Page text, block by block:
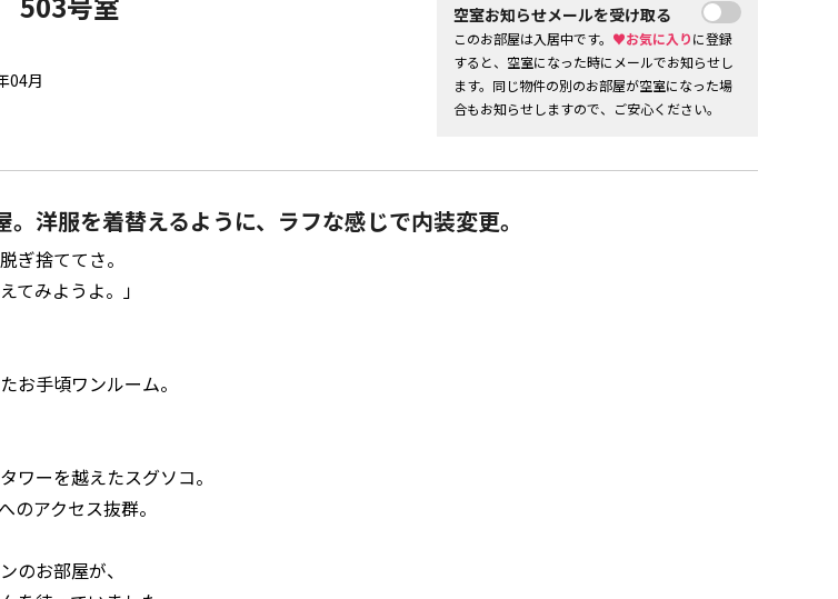
04月
空室お知らせメールを受け取る
このお部屋は入居中です。 ♥お気に入りに登録
すると、空室になった時にメールでお知らせし
ます。同じ物件の別のお部屋が空室になった場
合もお知らせしますので、ご安心ください。
洋服を着替えるように、ラフな感じで内装変更。
ぎ捨ててさ。
てみようよ。」
お手頃ワンルーム。
ワーを越えたスグソコ。
のアクセス抜群。
のお部屋が、